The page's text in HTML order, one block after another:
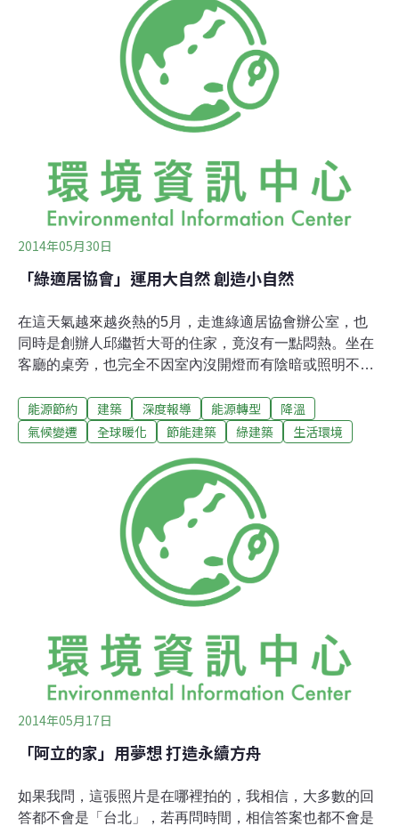
「太陽房子」在夏天不開空調的情況下，竟能保持攝氏30
度以下；冬天霸王級寒流來襲時，室內還是舒服的25度。
實踐被動式節能的太陽房子親身的體驗促使我認真閱讀汗
得學社社長胡湘玲的著作《太陽房子》，想要了解「太陽
房子」為什麼能夠維持恆定的溫度。當初茂迪股份有限公
司鄭福田董事長就是讀了這本書，有感於書中介紹的德國
造的房子給台北市政府，這就是實體「太陽房子
2014年05月30日
「綠適居協會」運用大自然 創造小自然
在這天氣越來越炎熱的5月，走進綠適居協會辦公室，也
同時是創辦人邱繼哲大哥的住家，竟沒有一點悶熱。坐在
客廳的桌旁，也完全不因室內沒開燈而有陰暗或照明不足
如果在室內到處繞繞、仔細瞧瞧，還會發現許多巧妙的小
機關，正透過這個世界的定律：基礎的簡單物理學，引導
內的迷思：室內氣候室內氣候，對於人類一直都是很重要
的問題，但我們常常都將其歸咎於「氣溫」，天氣一冷，
開暖氣、天氣一熱，開冷氣，想著只要氣溫能隨之做調
整，便能讓人感到舒適，而在無形之間培養出了巨大的電
費怪獸。但，問題有這麼簡單，單單「溫度」這個因素，
就會影響我們的室內氣候嗎？「濕度」是空氣中水蒸氣的
含量，當空氣溫度愈高，容納水蒸氣的能力就愈高，即為
這也就是為何夏天時，我們常感悶熱，正因為濕度高，人
能源節約 建築 深度報導 能源轉型
降溫
氣候變遷
全球暖化 節能建築 綠建築 生活環境
2014年05月17日
「阿立的家」用夢想 打造永續方舟
如果我問，這張照片是在哪裡拍的，我相信，大多數的回
答都不會是「台北」，若再問時間，相信答案也都不會是